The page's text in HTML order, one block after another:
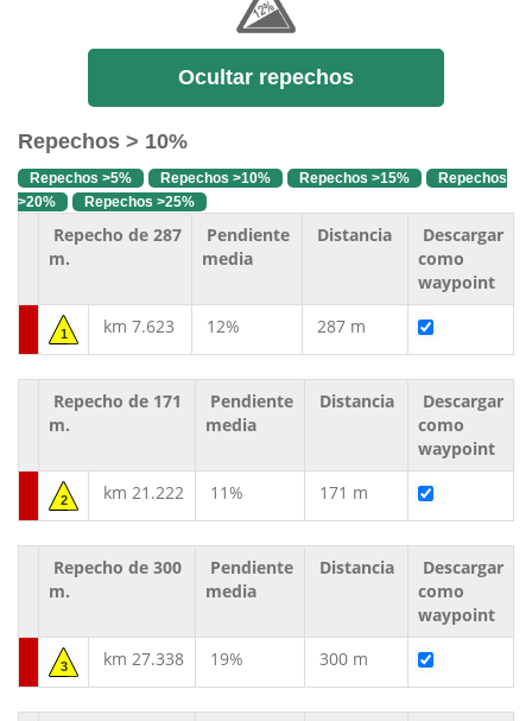
Ocultar repechos
Repechos > 10%
Repechos >5% Repechos >10% Repechos >15%
Repechos
>20%
Repechos >25%
Repecho de 287
m.
Pendiente
media
Distancia
Descargar
como
waypoint
1 km 7.623 12% 287 m
Repecho de 171
m.
Pendiente
media
Distancia
Descargar
como
waypoint
2 km 21.222 11% 171 m
Repecho de 300
m.
Pendiente
media
Distancia
Descargar
como
waypoint
3 km 27.338 19% 300 m